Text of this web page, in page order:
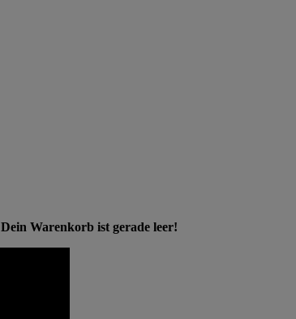
Dein Warenkorb ist gerade leer!